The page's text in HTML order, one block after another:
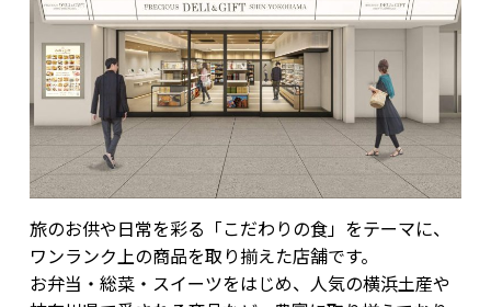
旅のお供や日常を彩る「こだわりの食」をテーマに、
ワンランク上の商品を取り揃えた店舗です。
お弁当・総菜・スイーツをはじめ、人気の横浜土産や